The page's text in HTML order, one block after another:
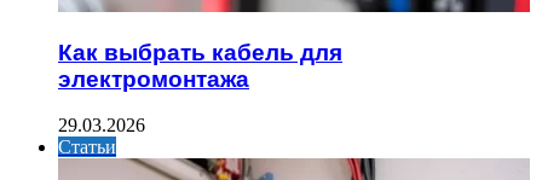
Как выбрать кабель для
электромонтажа
29.03.2026
Статьи